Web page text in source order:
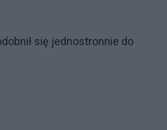
się jednostronnie do